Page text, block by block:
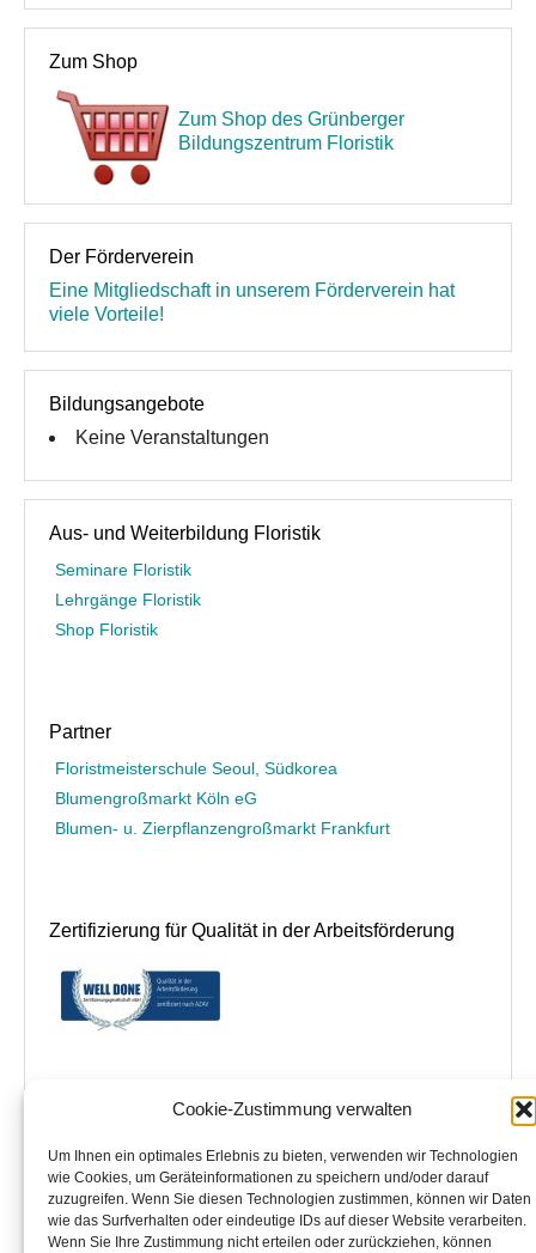
Cookie-Zustimmung verwalten
Um Ihnen ein optimales Erlebnis zu bieten, verwenden wir Technologien
wie Cookies, um Geräteinformationen zu speichern und/oder darauf
zuzugreifen. Wenn Sie diesen Technologien zustimmen, können wir Daten
wie das Surfverhalten oder eindeutige IDs auf dieser Website verarbeiten.
Wenn Sie Ihre Zustimmung nicht erteilen oder zurückziehen, können
Zum Shop
Zum Shop des Grünberger
Bildungszentrum Floristik
Der Förderverein
Eine Mitgliedschaft in unserem Förderverein hat
viele Vorteile!
Bildungsangebote
Keine Veranstaltungen
Aus- und Weiterbildung Floristik
Seminare Floristik
Lehrgänge Floristik
Shop Floristik
Partner
Floristmeisterschule Seoul, Südkorea
Blumengroßmarkt Köln eG
Blumen- u. Zierpflanzengroßmarkt Frankfurt
Zertifizierung für Qualität in der Arbeitsförderung
Grünberger Bildungszentrum Floristik
– GBF – Bildungszentrum Floristik GmbH
im Seminarhotel Jakobsberg in 35305 Grünberg
Büroadresse:
Niedwiesenstraße 133
60431 Frankfurt am Main